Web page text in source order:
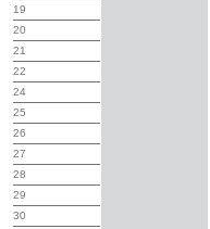
19
20
21
22
24
25
26
27
28
29
30